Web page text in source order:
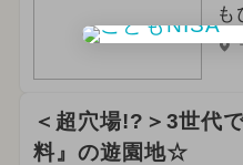
2026年6月のイベント
2024年11月のイベン
2025年4月のイベン
も
＜超穴場!?＞3世代
料』の遊園地☆